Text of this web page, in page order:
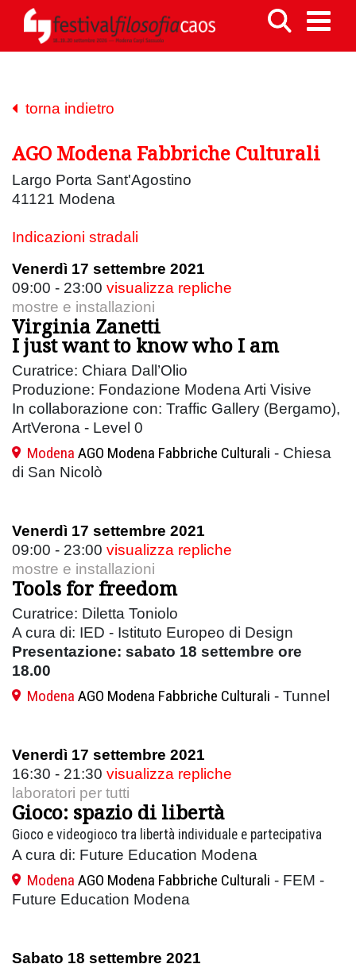
torna indietro
AGO Modena Fabbriche Culturali
Largo Porta Sant'Agostino
41121 Modena
Indicazioni stradali
Venerdì 17 settembre 2021
09:00 - 23:00 visualizza repliche
mostre e installazioni
Virginia Zanetti
I just want to know who I am
Curatrice: Chiara Dall’Olio
Produzione: Fondazione Modena Arti Visive
In collaborazione con: Traffic Gallery (Bergamo),
ArtVerona - Level 0
Modena AGO Modena Fabbriche Culturali - Chiesa
di San Nicolò
Venerdì 17 settembre 2021
09:00 - 23:00 visualizza repliche
mostre e installazioni
Tools for freedom
Curatrice: Diletta Toniolo
A cura di: IED - Istituto Europeo di Design
Presentazione: sabato 18 settembre ore
18.00
Modena AGO Modena Fabbriche Culturali - Tunnel
Venerdì 17 settembre 2021
16:30 - 21:30 visualizza repliche
laboratori per tutti
Gioco: spazio di libertà
Gioco e videogioco tra libertà individuale e partecipativa
A cura di: Future Education Modena
Modena AGO Modena Fabbriche Culturali - FEM -
Future Education Modena
Sabato 18 settembre 2021